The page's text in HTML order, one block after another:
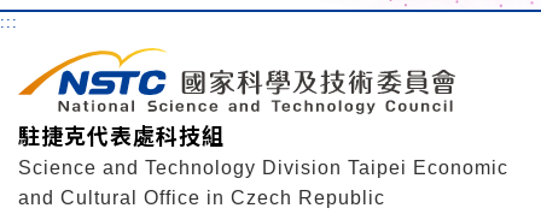
:::
駐捷克代表處科技組
Science and Technology Division Taipei Economic
and Cultural Office in Czech Republic